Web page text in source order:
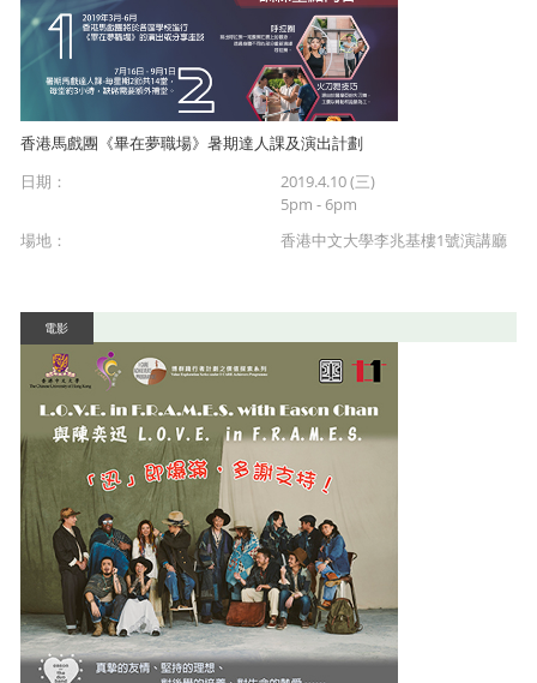
香港馬戲團《畢在夢職場》暑期達人課及演出計劃
日期：
2019.4.10 (三)
5pm - 6pm
場地：
香港中文大學李兆基樓1號演講廳
電影